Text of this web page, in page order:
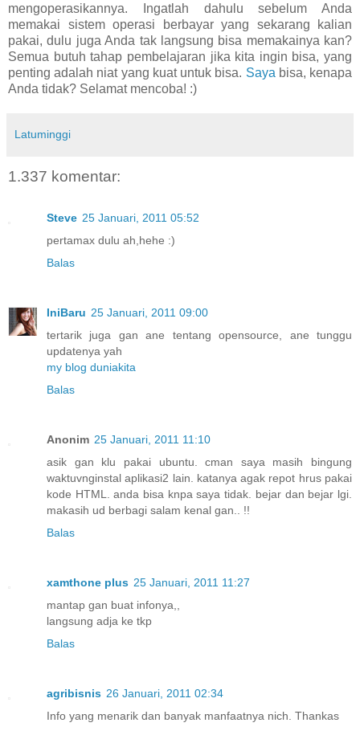
mengoperasikannya. Ingatlah dahulu sebelum Anda
memakai sistem operasi berbayar yang sekarang kalian
pakai, dulu juga Anda tak langsung bisa memakainya kan?
Semua butuh tahap pembelajaran jika kita ingin bisa, yang
penting adalah niat yang kuat untuk bisa. Saya bisa, kenapa
Anda tidak? Selamat mencoba! :)
Latuminggi
1.337 komentar:
Steve 25 Januari, 2011 05:52
pertamax dulu ah,hehe :)
Balas
IniBaru 25 Januari, 2011 09:00
tertarik juga gan ane tentang opensource, ane tunggu
updatenya yah
my blog duniakita
Balas
Anonim 25 Januari, 2011 11:10
asik gan klu pakai ubuntu. cman saya masih bingung
waktuvnginstal aplikasi2 lain. katanya agak repot hrus pakai
kode HTML. anda bisa knpa saya tidak. bejar dan bejar lgi.
makasih ud berbagi salam kenal gan.. !!
Balas
xamthone plus 25 Januari, 2011 11:27
mantap gan buat infonya,,
langsung adja ke tkp
Balas
agribisnis 26 Januari, 2011 02:34
Info yang menarik dan banyak manfaatnya nich. Thankas